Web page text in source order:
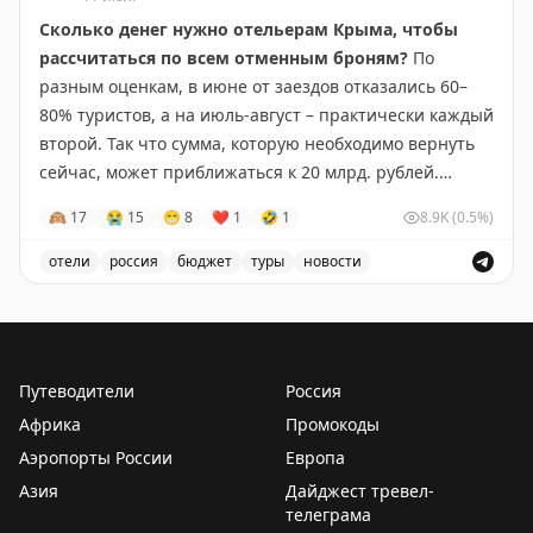
уголках мира в разные сезоны.
Но все это в рамках нашего 7-дневного роуд-трипа,
который мы проводим с июля по начало октября.
На днях у нас разобрали все места на 2026 год
– и мы добавили доп.дату на 5-11 сентября
🇰🇬Желаем вам вдохновиться и стать
первооткрывателем среди своих друзей!
Сколько денег нужно отельерам Крыма, чтобы
рассчитаться по всем отменным броням? По
разным оценкам, в июне от заездов отказались 60–
80% туристов, а на июль-август – практически каждый
второй. Так что сумма, которую необходимо вернуть
сейчас, может приближаться к 20 млрд. рублей.
Почему гостиницы полуострова не могут быстро
погасить долги и какую роль турбизнес играет в
экономике республики, написали наТурДоме.
🙉 17 😭 15 😁 8 ❤ 1 🤣 1 8.9K(0.5%)
отели россия бюджет туры новости
Путеводители
Россия
Африка
Промокоды
Аэропорты России
Европа
Азия
Дайджест тревел-
телеграма